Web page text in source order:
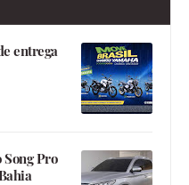
entrega
Song Pro